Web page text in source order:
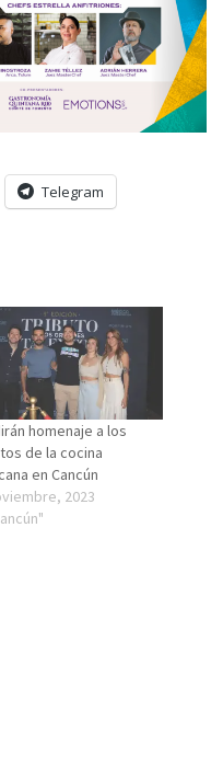
Telegram
homenaje a los
de la cocina
en Cancún
2023